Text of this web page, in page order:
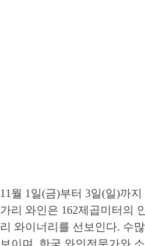
11월 1일(금)부터 3일(일)까
가리 와인은 162제곱미터의
리 와이너리를 선보인다. 수
보이며, 한국 와인전문가와